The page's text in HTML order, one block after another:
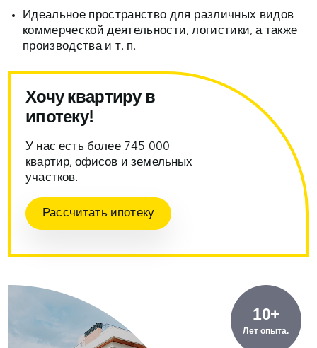
Идеальное пространство для различных видов
коммерческой деятельности, логистики, а также
производства и т. п.
Хочу квартиру в
ипотеку!
У нас есть более 745 000
квартир, офисов и земельных
участков.
Рассчитать ипотеку
10+
Лет опыта.